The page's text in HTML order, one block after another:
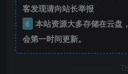
客发现请向站长举报
6 本站资源大多存储在云盘
会第一时间更新。